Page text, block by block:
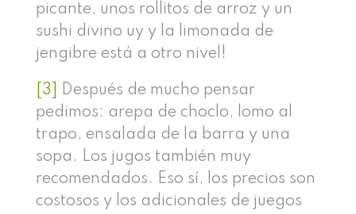
picante, unos rollitos de arroz y un
sushi divino uy y la limonada de
jengibre está a otro nivel!
[3]
Después de mucho pensar
pedimos: arepa de choclo, lomo al
trapo, ensalada de la barra y una
sopa. Los jugos también muy
recomendados. Eso sí, los precios son
costosos y los adicionales de juegos